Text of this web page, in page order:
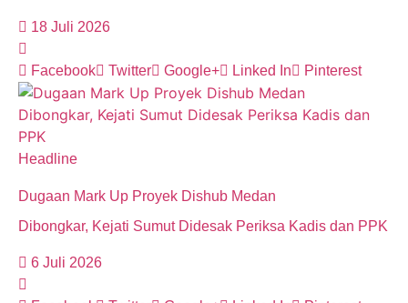
18 Juli 2026
Facebook Twitter Google+ Linked In Pinterest
Headline
Dugaan Mark Up Proyek Dishub Medan
Dibongkar, Kejati Sumut Didesak Periksa Kadis dan PPK
6 Juli 2026